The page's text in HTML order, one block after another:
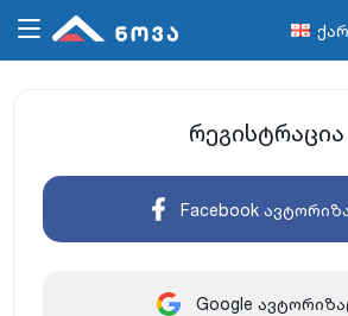
ქარ
რეგისტრაცია
Facebook
Google